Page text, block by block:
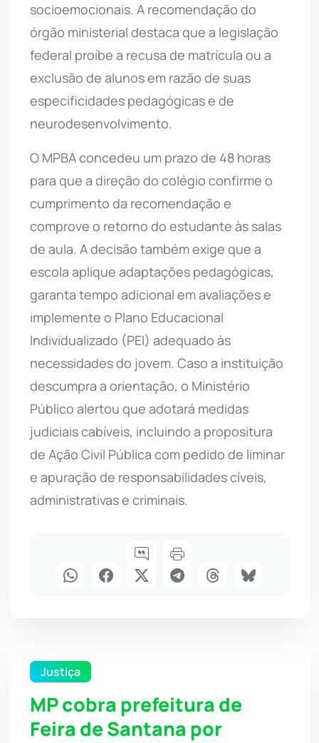
socioemocionais. A recomendação do
órgão ministerial destaca que a legislação
federal proíbe a recusa de matrícula ou a
exclusão de alunos em razão de suas
especificidades pedagógicas e de
neurodesenvolvimento.
O MPBA concedeu um prazo de 48 horas
para que a direção do colégio confirme o
cumprimento da recomendação e
comprove o retorno do estudante às salas
de aula. A decisão também exige que a
escola aplique adaptações pedagógicas,
garanta tempo adicional em avaliações e
implemente o Plano Educacional
Individualizado (PEI) adequado às
necessidades do jovem. Caso a instituição
descumpra a orientação, o Ministério
Público alertou que adotará medidas
judiciais cabíveis, incluindo a propositura
de Ação Civil Pública com pedido de liminar
e apuração de responsabilidades cíveis,
administrativas e criminais.
Justiça
MP cobra prefeitura de
Feira de Santana por